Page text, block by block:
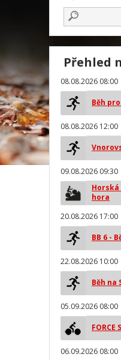
Přehled
08.08.2026 08:00
Běh
08.08.2026 12:00
09.08.2026 09:30
Horská
hora
20.08.2026 17:00
BB 6 -
22.08.2026 10:00
Běh na
05.09.2026 08:00
06.09.2026 08:00